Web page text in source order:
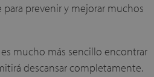
prevenir y mejorar muchos
mucho más sencillo encontrar
descansar completamente.